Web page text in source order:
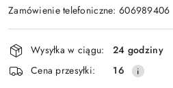
Zamówienie telefoniczne: 606989406
Wyślij
Dostępność
i
dostawa
Wysyłka w ciągu:
24 godziny
Cena przesyłki:
16